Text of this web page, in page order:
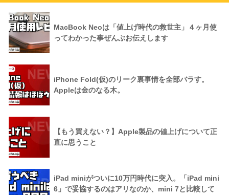
MacBook Neoは「値上げ時代の救世主」４ヶ月使
ってわかった事ぜんぶお伝えします
iPhone Fold(仮)のリーク裏事情を全部バラす。
Appleは金のなる木。
【もう買えない？】Apple製品の値上げについて正
直に思うこと
iPad miniがついに10万円時代に突入。「iPad mini
6」で妥協するのはアリなのか、mini 7と比較して